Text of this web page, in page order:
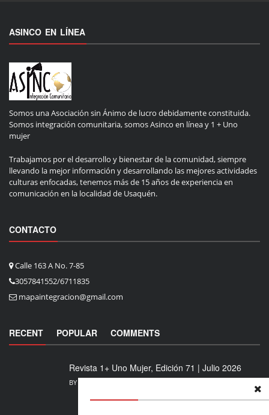
ASINCO EN LÍNEA
Somos una Asociación sin Ánimo de lucro debidamente constituida.
Somos integración comunitaria, somos Asinco en línea y 1 + Uno
mujer
Trabajamos por el desarrollo y bienestar de la comunidad, siempre
llevando la mejor información y desarrollando las mejores actividades
culturas enfocadas, tenemos más de 15 años de experiencia en
comunicación en la localidad de Usaquén.
CONTACTO
Calle 163 A No. 7-85
3057841552/6711835
mapaintegracion@gmail.com
RECENT POPULAR COMMENTS
Revista 1+ Uno Mujer, Edición 71 | Julio 2026
BY